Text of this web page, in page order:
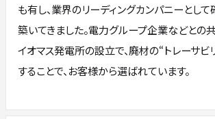
も有し、業界のリーディングカンパニーとし
築いてきました。電力グループ企業などとの
イオマス発電所の設立で、廃材の“トレーサビ
することで、お客様から選ばれています。